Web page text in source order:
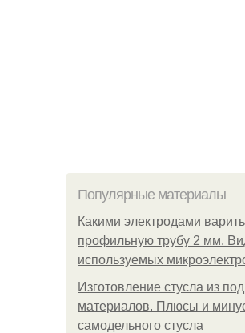
Популярные материалы
Какими электродами варить
профильную трубу 2 мм.
используемых
Изготовление стусла из
материалов. Плюсы и
самодельного стусла